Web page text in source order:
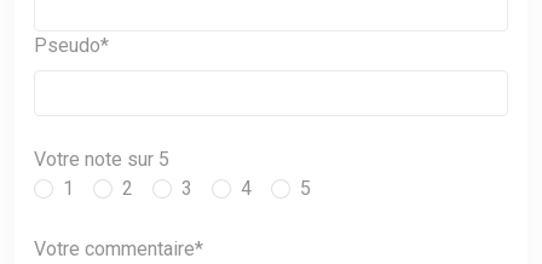
Pseudo*
Votre note sur 5
1
2 3 4 5
Votre commentaire*